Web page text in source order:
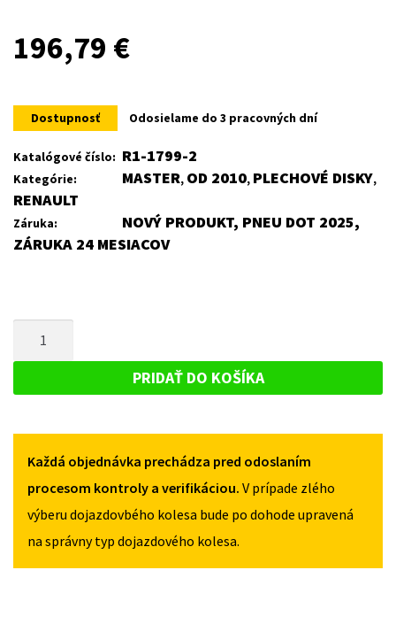
196,79 €
Dostupnosť Odosielame do 3 pracovných dní
Katalógové číslo: R1-1799-2
Kategórie: MASTER, OD 2010, PLECHOVÉ DISKY,
RENAULT
Záruka:
NOVÝ PRODUKT, PNEU DOT 2025,
ZÁRUKA 24 MESIACOV
PLECHOVÝ
PRE
MASTER
OD
2010
PRIDAŤ DO KOŠÍKA
Každá objednávka prechádza pred odoslaním
procesom kontroly a verifikáciou. V prípade zlého
výberu dojazdovbého kolesa bude po dohode upravená
na správny typ dojazdového kolesa.